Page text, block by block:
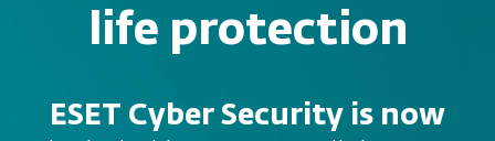
life protection
ESET Cyber Security is now